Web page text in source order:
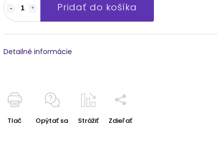
Pridať do košíka
Detailné informácie
Tlač Opýtať sa Strážiť Zdieľať